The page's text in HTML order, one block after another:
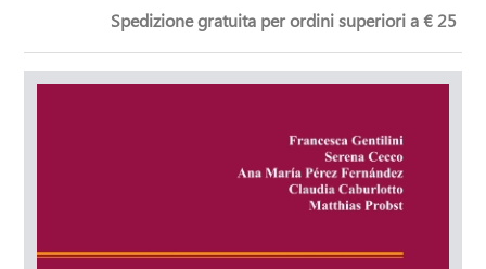
Spedizione gratuita per ordini superiori a € 25